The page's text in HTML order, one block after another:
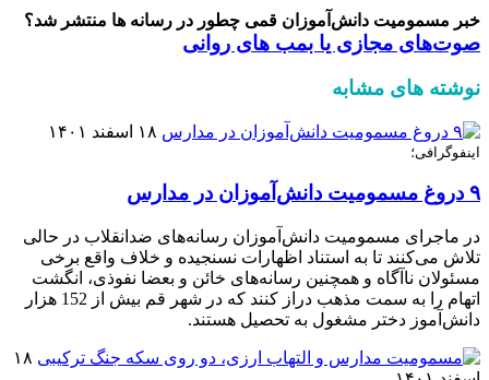
خبر مسمومیت دانش‌آموزان قمی چطور در رسانه ها منتشر شد؟
صوت‌های مجازی یا بمب های روانی
نوشته های مشابه
۱۸ اسفند ۱۴۰۱
اینفوگرافی؛
۹ دروغ مسمومیت دانش‌آموزان در مدارس
در ماجرای مسمومیت دانش‌آموزان رسانه‌های ضدانقلاب در حالی
تلاش می‌کنند تا به استناد اظهارات نسنجیده و خلاف واقع برخی
مسئولان ناآگاه و همچنین رسانه‌های خائن و بعضا نفوذی، انگشت
اتهام را به سمت مذهب دراز کنند که در شهر قم بیش از 152 هزار
دانش‌آموز دختر مشغول به تحصیل هستند.
۱۸